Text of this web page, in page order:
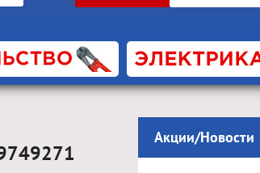
Акции/Новости